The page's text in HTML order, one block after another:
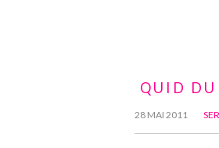
QUID
28 MAI 2011